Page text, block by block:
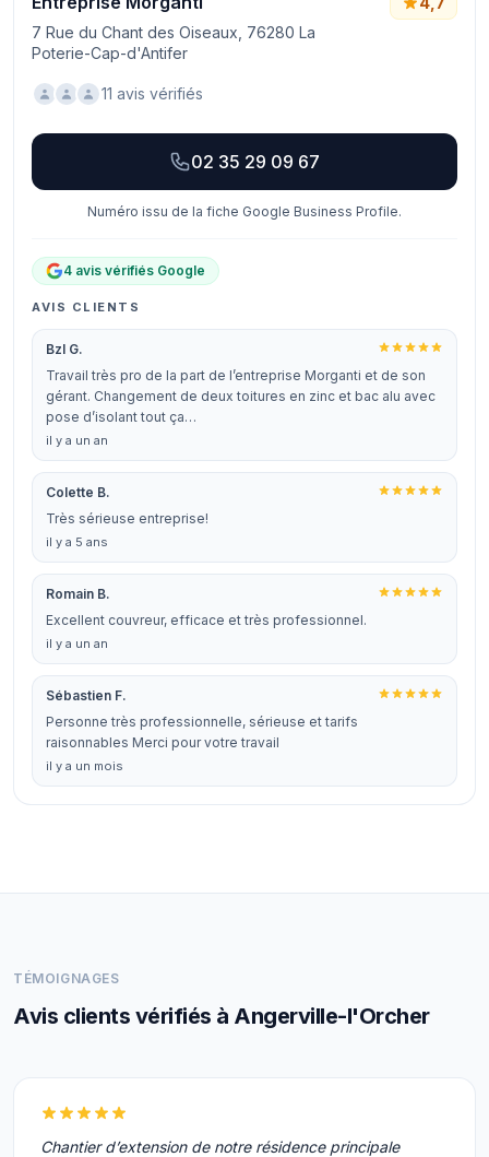
7 Rue du Chant des Oiseaux, 76280 La
Poterie-Cap-d'Antifer
11 avis vérifiés
02 35 29 09 67
Numéro issu de la fiche Google Business Profile.
4 avis vérifiés Google
AVIS CLIENTS
Bzl G.
Travail très pro de la part de l’entreprise Morganti et de son
gérant. Changement de deux toitures en zinc et bac alu avec
pose d’isolant tout ça…
il y a un an
Colette B.
Très sérieuse entreprise!
il y a 5 ans
Romain B.
Excellent couvreur, efficace et très professionnel.
il y a un an
Sébastien F.
Personne très professionnelle, sérieuse et tarifs
raisonnables Merci pour votre travail
il y a un mois
TÉMOIGNAGES
Avis clients vérifiés à Angerville-l'Orcher
Chantier d’extension de notre résidence principale